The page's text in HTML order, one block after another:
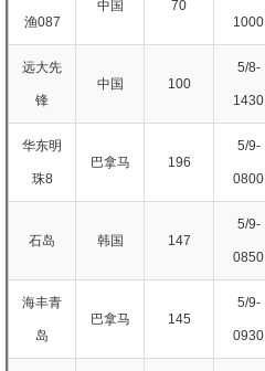
渔087
中国
70
1000
远大先
锋
中国 100
5/8-
1430
华东明
珠8
巴拿马 196
5/9-
0800
石岛 韩国 147
5/9-
0850
海丰青
岛
巴拿马 145
5/9-
0930